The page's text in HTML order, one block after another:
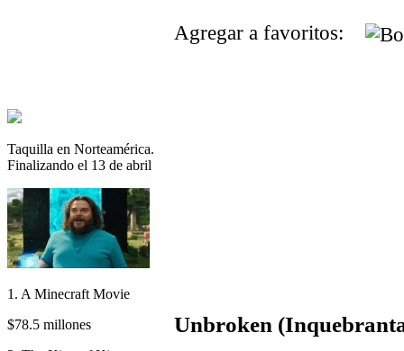
Taquilla en Norteamérica.
Finalizando el 13 de abril
1. A Minecraft Movie
$78.5 millones
Agregar a favoritos:
Unbroken